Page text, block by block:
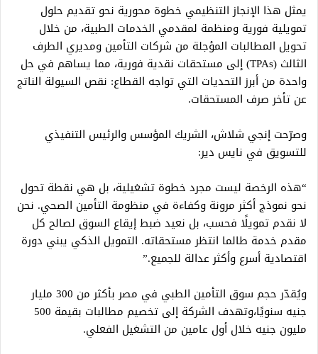
يمثل هذا الإنجاز التنظيمي خطوة محورية نحو تقديم حلول
تمويلية فورية ومنظمة لمقدمي الخدمات الطبية، من خلال
تحويل المطالبات المؤجلة من شركات التأمين ومديري الطرف
الثالث (TPAs) إلى مستحقات نقدية فورية، مما يساهم في حل
واحدة من أبرز التحديات التي تواجه القطاع: نقص السيولة الناتج
عن تأخر صرف المستحقات.
وصرّحت إنجي شلاش، الشريك المؤسس والرئيس التنفيذي
للتسويق في نايس دير:
“هذه الرخصة ليست مجرد خطوة تشغيلية، بل هي نقطة تحول
نحو نموذج أكثر مرونة وكفاءة في منظومة التأمين الصحي. نحن
لا نقدم تمويلًا فحسب، بل نعيد ضبط إيقاع السوق لصالح كل
مقدم خدمة طالما انتظر مستحقاته. التمويل الذكي يبني دورة
اقتصادية أسرع وأكثر عدالة للجميع.”
ويُقدّر حجم سوق التأمين الطبي في مصر بأكثر من 300 مليار
جنيه سنويًا،وتهدف الشركة إلى تخصيم مطالبات بقيمة 500
مليون جنيه خلال أول عامين من التشغيل الفعلي.